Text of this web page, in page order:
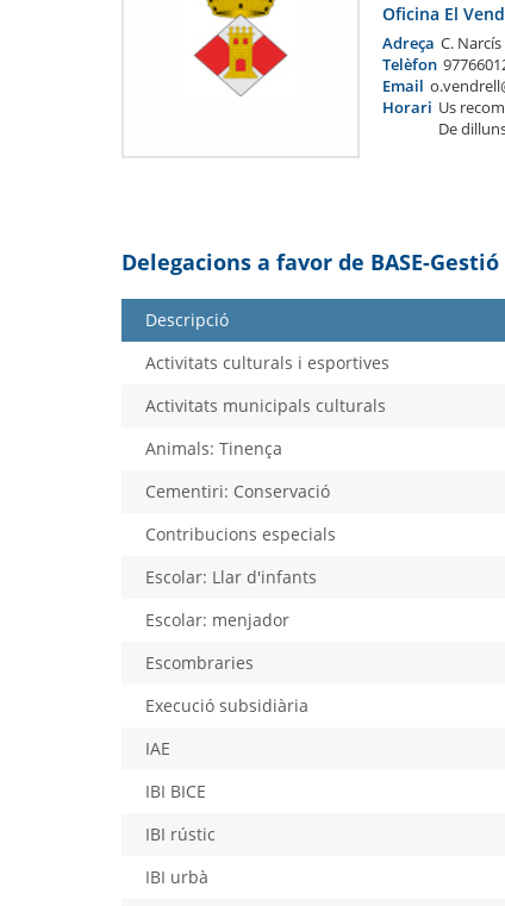
Oficina El
Adreça C.
Telèfon
Email
Horari Us
De
Delegacions a favor de BASE-
Descripció
Activitats culturals i esportives
Activitats municipals culturals
Animals: Tinença
Cementiri: Conservació
Contribucions especials
Escolar: Llar d'infants
Escolar: menjador
Escombraries
Execució subsidiària
IAE
IBI BICE
IBI rústic
IBI urbà